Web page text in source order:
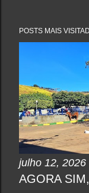
POSTS MAIS
julho 12, 2026
AGORA